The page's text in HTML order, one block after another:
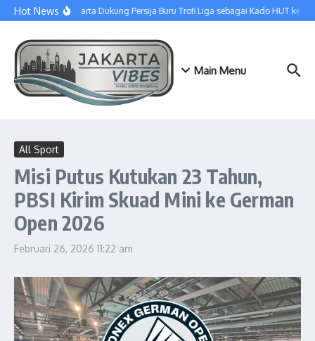
Lewati ke konten
Hot NewsBank Jakarta Dukung Persija Buru Trofi Liga sebagai Kado HUT ke-
Main Menu
All Sport
Misi Putus Kutukan 23 Tahun,
PBSI Kirim Skuad Mini ke German
Open 2026
Februari 26, 2026 11:22 am